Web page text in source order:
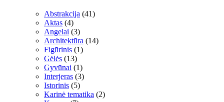
Abstrakcija (41)
Aktas (4)
Angelai (3)
Architektūra (14)
Figūrinis (1)
Gėlės (13)
Gyvūnai (1)
Interjeras (3)
Istorinis (5)
Karinė tematika (2)